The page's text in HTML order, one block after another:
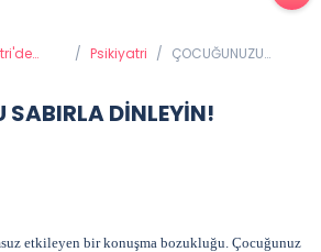
/ Psikiyatri / ÇOCUĞUNUZU
SABIRLA DİNLEYİN!
etkileyen bir konuşma bozukluğu. Çocuğunuz